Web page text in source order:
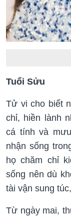
Tuổi Sửu
Tử vi cho biết
chỉ, hiền lành
cá tính và
nhận sống
họ chăm chỉ
sống nên dù
tài vận sung
Từ ngày mai,